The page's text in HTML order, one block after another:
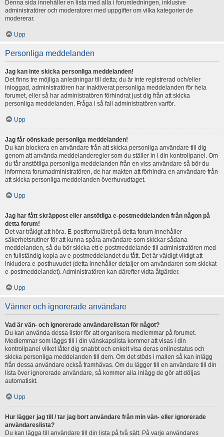
Denna sida innehåller en lista med alla i forumledningen, inklusive
administratörer och moderatorer med uppgifter om vilka kategorier de
modererar.
Upp
Personliga meddelanden
Jag kan inte skicka personliga meddelanden!
Det finns tre möjliga anledningar till detta; du är inte registrerad och/eller
inloggad, administratören har inaktiverat personliga meddelanden för hela
forumet, eller så har administratören förhindrat just dig från att skicka
personliga meddelanden. Fråga i så fall administratören varför.
Upp
Jag får oönskade personliga meddelanden!
Du kan blockera en användare från att skicka personliga användare till dig
genom att använda meddelanderegler som du ställer in i din kontrollpanel. Om
du får anstötliga personliga meddelanden från en viss användare så bör du
informera forumadministratören, de har makten att förhindra en användare från
att skicka personliga meddelanden överhuvudtaget.
Upp
Jag har fått skräppost eller anstötliga e-postmeddelanden från någon på
detta forum!
Det var tråkigt att höra. E-postformuläret på detta forum innehåller
säkerhetsrutiner för att kunna spåra användare som skickar sådana
meddelanden, så du bör skicka ett e-postmeddelande till administratören med
en fullständig kopia av e-postmeddelandet du fått. Det är väldigt viktigt att
inkludera e-posthuvudet (detta innehåller detaljer om användaren som skickat
e-postmeddelandet). Administratören kan därefter vidta åtgärder.
Upp
Vänner och ignorerade användare
Vad är vän- och ignorerade användarelistan för något?
Du kan använda dessa listor för att organisera medlemmar på forumet.
Medlemmar som läggs till i din vänskapslista kommer att visas i din
kontrollpanel vilket låter dig snabbt och enkelt visa deras onlinestatus och
skicka personliga meddelanden till dem. Om det stöds i mallen så kan inlägg
från dessa användare också framhävas. Om du lägger till en användare till din
lista över ignorerade användare, så kommer alla inlägg de gör att döljas
automatiskt.
Upp
Hur lägger jag till / tar jag bort användare från min vän- eller ignorerade
användareslista?
Du kan lägga till användare till din lista på två sätt. På varje användares